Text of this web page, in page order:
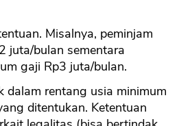
Misalnya, peminjam
juta/bulan sementara
gaji Rp3 juta/bulan.
dalam rentang usia minimum
ditentukan. Ketentuan